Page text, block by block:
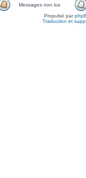
Messages non lus
Propulsé par
Traduction et